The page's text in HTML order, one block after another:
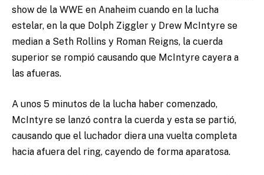
show de la WWE en Anaheim cuando en la lucha
estelar, en la que Dolph Ziggler y Drew McIntyre se
median a Seth Rollins y Roman Reigns, la cuerda
superior se rompió causando que McIntyre cayera a
las afueras.
A unos 5 minutos de la lucha haber comenzado,
McIntyre se lanzó contra la cuerda y esta se partió,
causando que el luchador diera una vuelta completa
hacia afuera del ring, cayendo de forma aparatosa.